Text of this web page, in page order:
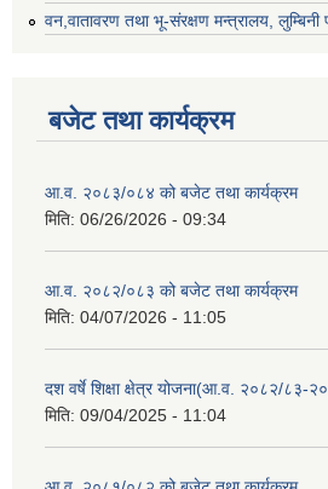
वन,वातावरण तथा भू-संरक्षण मन्त्रालय, लुम्बिनी
बजेट तथा कार्यक्रम
आ.व. २०८३/०८४ को बजेट तथा कार्यक्रम
मिति: 06/26/2026 - 09:34
आ.व. २०८२/०८३ को बजेट तथा कार्यक्रम
मिति: 04/07/2026 - 11:05
दश वर्षे शिक्षा क्षेत्र योजना(आ.व. २०८२/८३-
मिति: 09/04/2025 - 11:04